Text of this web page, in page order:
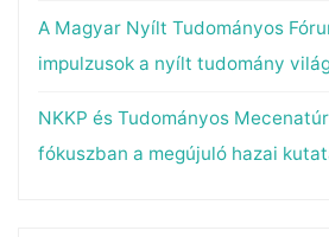
A Magyar Nyílt Tudományos
impulzusok a nyílt tudomány
NKKP és Tudományos
fókuszban a megújuló hazai